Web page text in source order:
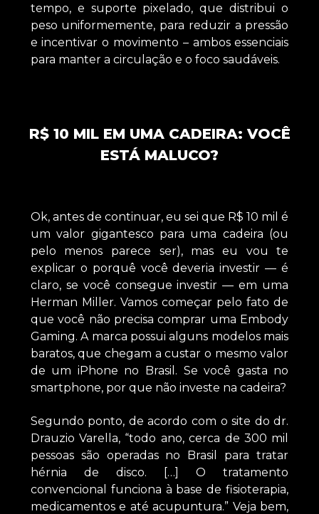
tempo, e suporte pixelado, que distribui o
peso uniformemente, para reduzir a pressão
e incentivar o movimento – ambos essenciais
para manter a circulação e o foco saudáveis.
R$ 10 MIL EM UMA CADEIRA: VOCÊ
ESTÁ MALUCO?
Ok, antes de continuar, eu sei que R$ 10 mil é
um valor gigantesco para uma cadeira (ou
pelo menos parece ser), mas eu vou te
explicar o porquê você deveria investir — é
claro, se você consegue investir — em uma
Herman Miller. Vamos começar pelo fato de
que você não precisa comprar uma Embody
Gaming. A marca possui alguns modelos mais
baratos, que chegam a custar o mesmo valor
de um iPhone no Brasil. Se você gasta no
smartphone, por que não investe na cadeira?
Segundo ponto, de acordo com o site do dr.
Drauzio Varella, “todo ano, cerca de 300 mil
pessoas são operadas no Brasil para tratar
hérnia de disco. […] O tratamento
convencional funciona à base de fisioterapia,
medicamentos e até acupuntura.” Veja bem,